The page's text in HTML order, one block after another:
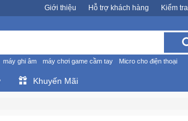
Giới thiệu Hỗ trợ khách hàng Kiểm
máy ghi âm máy chơi game cầm tay Micro cho điện thoại
Khuyến Mãi